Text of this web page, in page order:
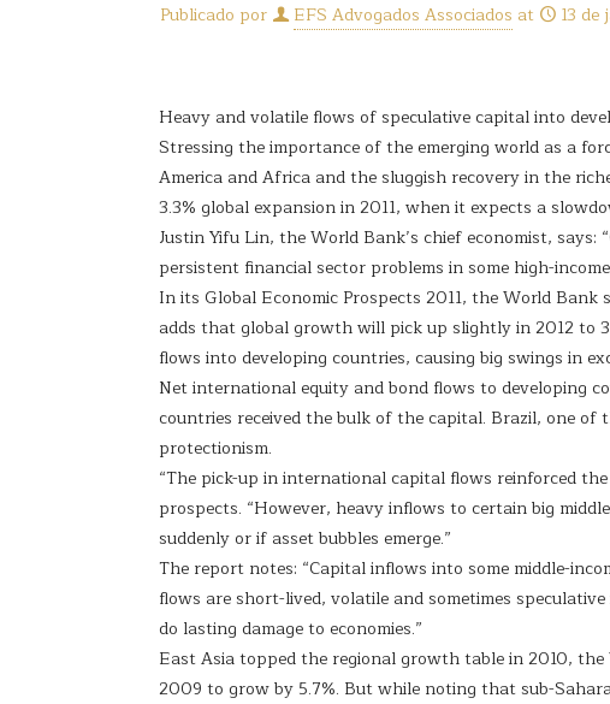
Publicado por EFS Advogados Associados at 13 de
Heavy and volatile flows of speculative capital into
Stressing the importance of the emerging world as a
America and Africa and the sluggish recovery in the
3.3% global expansion in 2011, when it expects a
Justin Yifu Lin, the World Bank’s chief economist,
persistent financial sector problems in some high-
In its Global Economic Prospects 2011, the World
adds that global growth will pick up slightly in 2012 to
flows into developing countries, causing big swings in
Net international equity and bond flows to developing
countries received the bulk of the capital. Brazil, one
protectionism.
“The pick-up in international capital flows reinforced
prospects. “However, heavy inflows to certain big
suddenly or if asset bubbles emerge.”
The report notes: “Capital inflows into some middle-
flows are short-lived, volatile and sometimes
do lasting damage to economies.”
East Asia topped the regional growth table in 2010,
2009 to grow by 5.7%. But while noting that sub-